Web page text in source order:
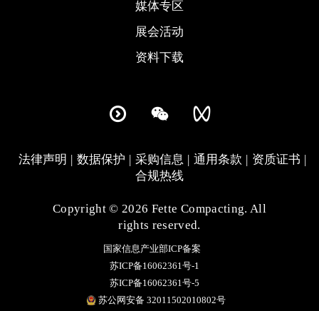
媒体专区
展会活动
资料下载
法律声明 数据保护 采购信息 通用条款
资质证书
合规热线
Copyright © 2026 Fette Compacting. All
rights reserved.
国家信息产业部ICP备案
苏ICP备16062361号-1
苏ICP备16062361号-5
苏公网安备 32011502010802号